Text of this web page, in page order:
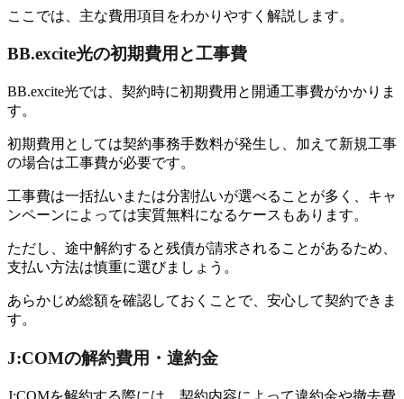
ここでは、主な費用項目をわかりやすく解説します。
BB.excite光の初期費用と工事費
BB.excite光では、契約時に初期費用と開通工事費がかかりま
す。
初期費用としては契約事務手数料が発生し、加えて新規工事
の場合は工事費が必要です。
工事費は一括払いまたは分割払いが選べることが多く、キャ
ンペーンによっては実質無料になるケースもあります。
ただし、途中解約すると残債が請求されることがあるため、
支払い方法は慎重に選びましょう。
あらかじめ総額を確認しておくことで、安心して契約できま
す。
J:COMの解約費用・違約金
J:COMを解約する際には、契約内容によって違約金や撤去費